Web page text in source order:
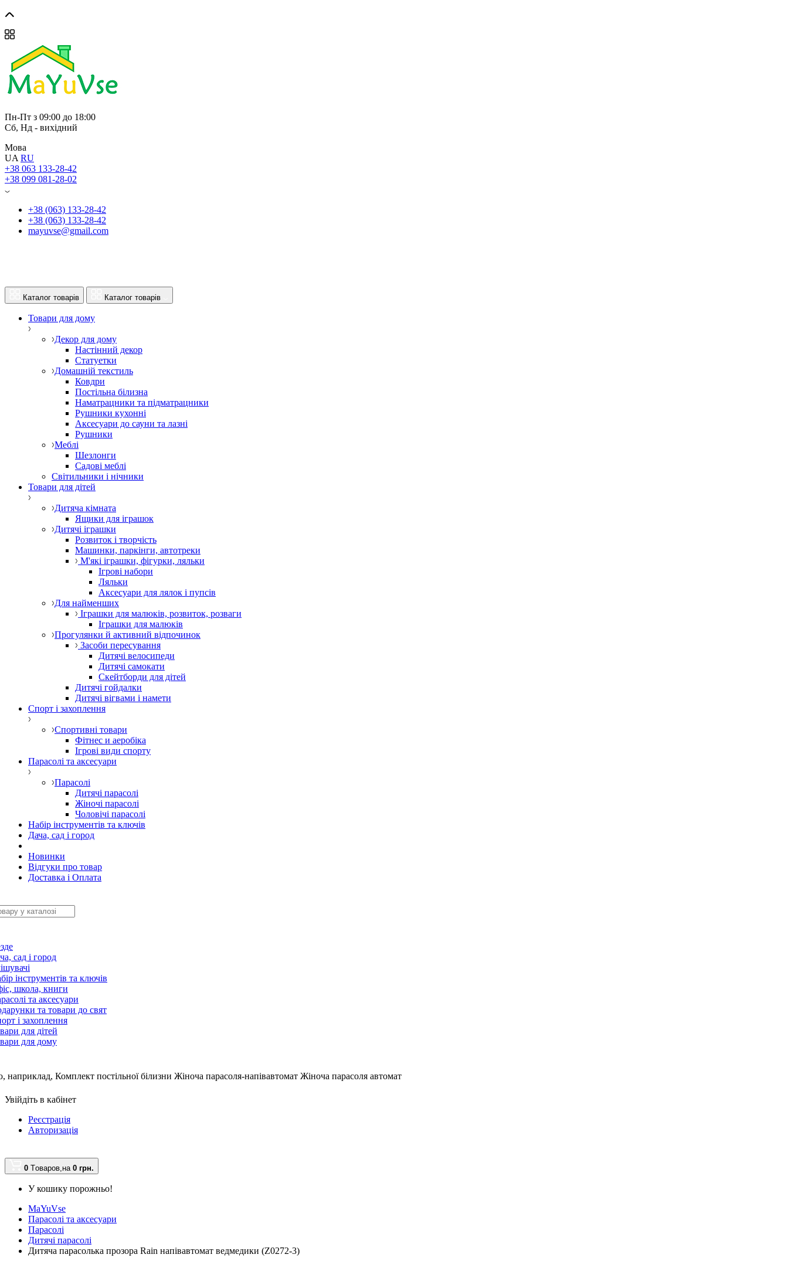
Пн-Пт з 09:00 до 18:00
Сб, Нд - вихідний
Мова
UA RU
+38 063 133-28-42
+38 099 081-28-02
+38 (063) 133-28-42
+38 (063) 133-28-42
mayuvse@gmail.com
Каталог товарів Каталог товарів
Товари для дому
Декор для дому
Настінний декор
Статуетки
Домашній текстиль
Ковдри
Постільна білизна
Наматрацники та підматрацники
Рушники кухонні
Аксесуари до сауни та лазні
Рушники
Меблі
Шезлонги
Садові меблі
Світильники і нічники
Товари для дітей
Дитяча кімната
Ящики для іграшок
Дитячі іграшки
Розвиток і творчість
Машинки, паркінги, автотреки
М'які іграшки, фігурки, ляльки
Ігрові набори
Ляльки
Аксесуари для лялок і пупсів
Для найменших
Іграшки для малюків, розвиток, розваги
Іграшки для малюків
Прогулянки й активний відпочинок
Засоби пересування
Дитячі велосипеди
Дитячі самокати
Скейтборди для дітей
Дитячі гойдалки
Дитячі вігвами і намети
Спорт і захоплення
Спортивні товари
Фітнес и аеробіка
Ігрові види спорту
Парасолі та аксесуари
Парасолі
Дитячі парасолі
Жіночі парасолі
Чоловічі парасолі
Набір інструментів та ключів
Дача, сад і город
Новинки
Відгуки про товар
Доставка і Оплата
сад і город
інструментів та ключів
школа, книги
та аксесуари
та товари до свят
і захоплення
для дітей
для дому
наприклад, Комплект постільної білизни Жіноча парасоля-напівавтомат Жіноча парасоля автомат
Увійдіть в кабінет
Реєстрація
Авторизація
0 Tоваров,на 0 грн.
У кошику порожньо!
MaYuVse
Парасолі та аксесуари
Парасолі
Дитячі парасолі
Дитяча парасолька прозора Rain напівавтомат ведмедики (Z0272-3)